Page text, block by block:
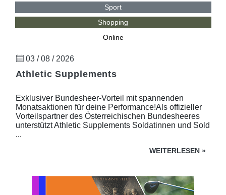
Sport
Shopping
Online
03 / 08 / 2026
Athletic Supplements
Exklusiver Bundesheer-Vorteil mit spannenden
Monatsaktionen für deine Performance!Als offizieller
Vorteilspartner des Österreichischen Bundesheeres
unterstützt Athletic Supplements Soldatinnen und Sold
...
WEITERLESEN »